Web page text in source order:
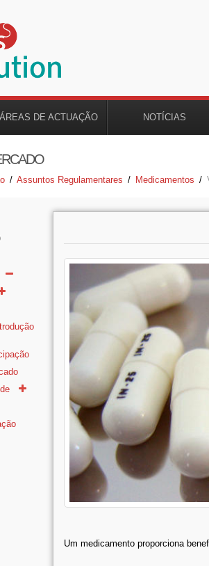
ÁREAS DE ACTUAÇÃO NOTÍCIAS
/ Assuntos Regulamentares / Medicamentos /
Um medicamento proporciona